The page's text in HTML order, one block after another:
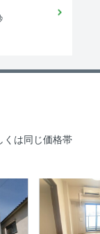
くは同じ価格帯